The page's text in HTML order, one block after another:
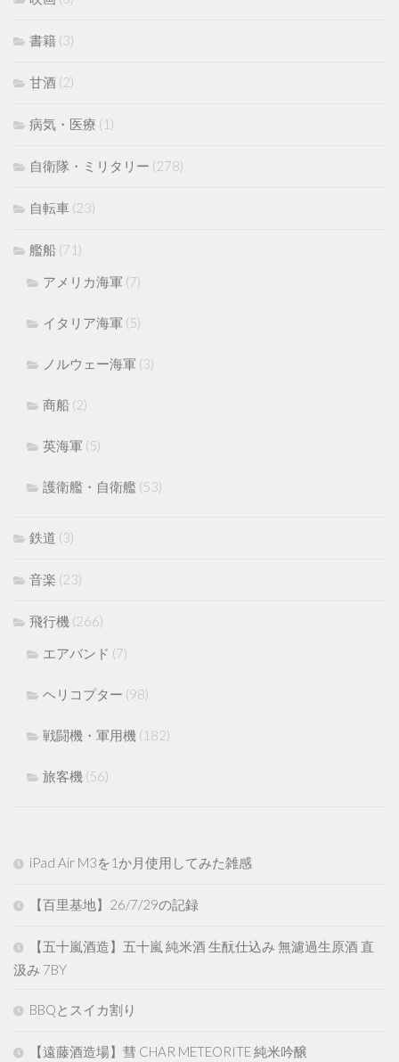
書籍 (3)
甘酒 (2)
病気・医療 (1)
自衛隊・ミリタリー (278)
自転車 (23)
艦船 (71)
アメリカ海軍 (7)
イタリア海軍 (5)
ノルウェー海軍 (3)
商船 (2)
英海軍 (5)
護衛艦・自衛艦 (53)
鉄道 (3)
音楽 (23)
飛行機 (266)
エアバンド (7)
ヘリコプター (98)
戦闘機・軍用機 (182)
旅客機 (56)
iPad Air M3を1か月使用してみた雑感
【百里基地】26/7/29の記録
【五十嵐酒造】五十嵐 純米酒 生酛仕込み 無濾過生原酒 直
汲み 7BY
BBQとスイカ割り
【遠藤酒造場】彗 CHAR METEORITE 純米吟醸